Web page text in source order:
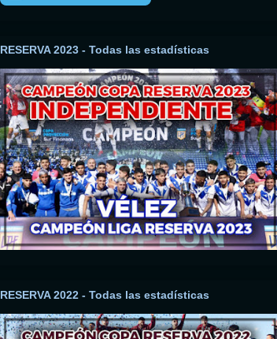
RESERVA 2023 - Todas las estadísticas
RESERVA 2022 - Todas las estadísticas